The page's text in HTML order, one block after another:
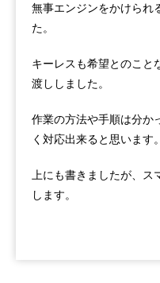
無事エンジンをかけられ
た。
キーレスも希望とのこと
渡ししました。
作業の方法や手順は分か
く対応出来ると思います。
上にも書きましたが、
します。